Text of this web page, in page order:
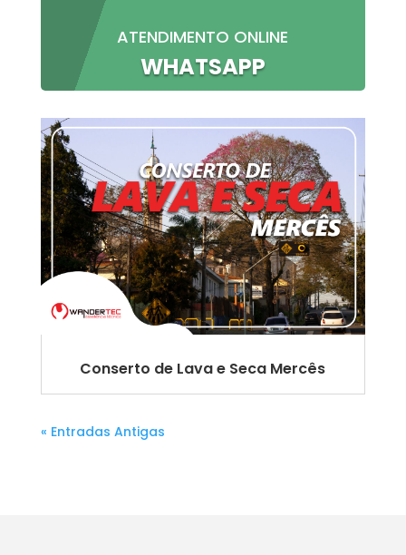
ATENDIMENTO ONLINE
WHATSAPP
Conserto de Lava e Seca Mercês
« Entradas Antigas